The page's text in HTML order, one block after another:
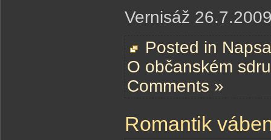
Vernisáž
Posted in
O občanském
Comments »
Romantik